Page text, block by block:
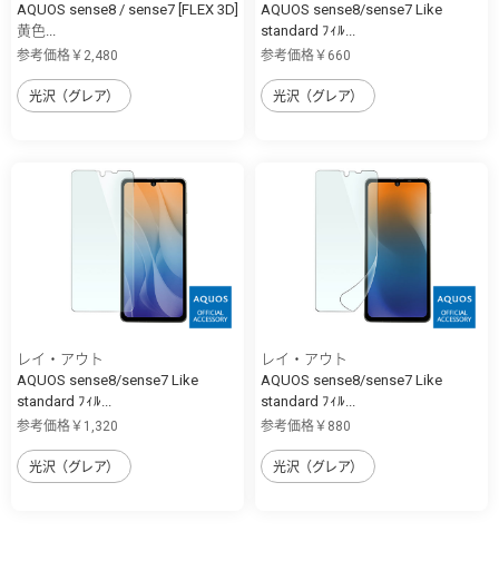
AQUOS sense8 / sense7 [FLEX 3D]
黄色...
参考価格￥2,480
光沢（グレア）
AQUOS sense8/sense7 Like
standard ﾌｨﾙ...
参考価格￥660
光沢（グレア）
レイ・アウト
AQUOS sense8/sense7 Like
standard ﾌｨﾙ...
参考価格￥1,320
光沢（グレア）
レイ・アウト
AQUOS sense8/sense7 Like
standard ﾌｨﾙ...
参考価格￥880
光沢（グレア）